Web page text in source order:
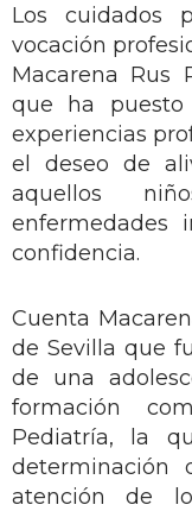
Los cuidados
vocación
Macarena Rus
que ha
experiencias
el deseo de
aquellos
enfermedades
confidencia.
Cuenta
de Sevilla que
de una
formación
Pediatría, la
determinación
atención de